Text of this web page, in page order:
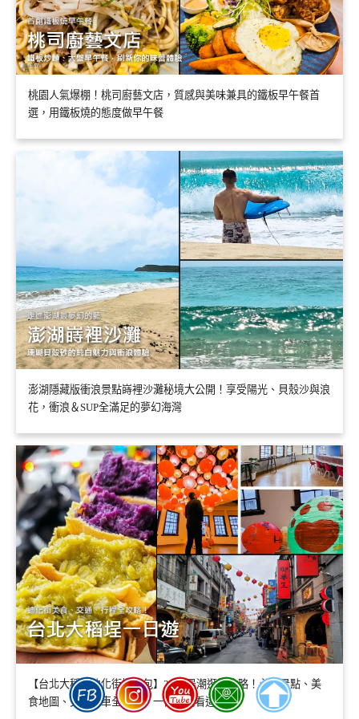
桃園人氣爆棚！桃司廚藝文店，質感與美味兼具的鐵板早午餐首
選，用鐵板燒的態度做早午餐
澎湖隱藏版衝浪景點嵵裡沙灘秘境大公開！享受陽光、貝殼沙與浪
花，衝浪＆SUP全滿足的夢幻海灣
【台北大稻埕迪化街懶人包】2026最潮逛街攻略！必拍景點、美
食地圖、交通停車全收錄，一日遊就看這篇！